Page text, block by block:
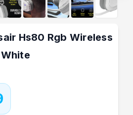
Hs80 Rgb Wireless